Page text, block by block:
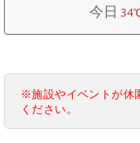
今日
※施設やイベントが休
ください。